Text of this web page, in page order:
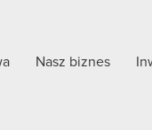
Nasz biznes